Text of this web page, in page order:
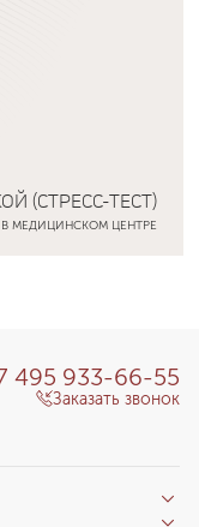
(СТРЕСС-ТЕСТ)
В МЕДИЦИНСКОМ ЦЕНТРЕ
495 933-66-55
Заказать звонок